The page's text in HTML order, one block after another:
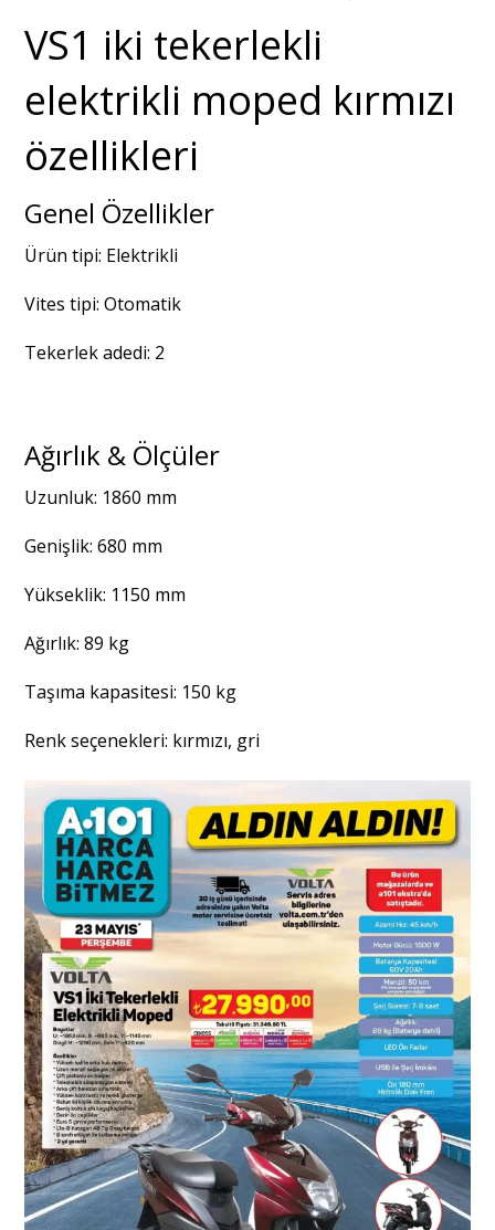
VS1 iki tekerlekli
elektrikli moped kırmızı
özellikleri
Genel Özellikler
Ürün tipi: Elektrikli
Vites tipi: Otomatik
Tekerlek adedi: 2
Ağırlık & Ölçüler
Uzunluk: 1860 mm
Genişlik: 680 mm
Yükseklik: 1150 mm
Ağırlık: 89 kg
Taşıma kapasitesi: 150 kg
Renk seçenekleri: kırmızı, gri